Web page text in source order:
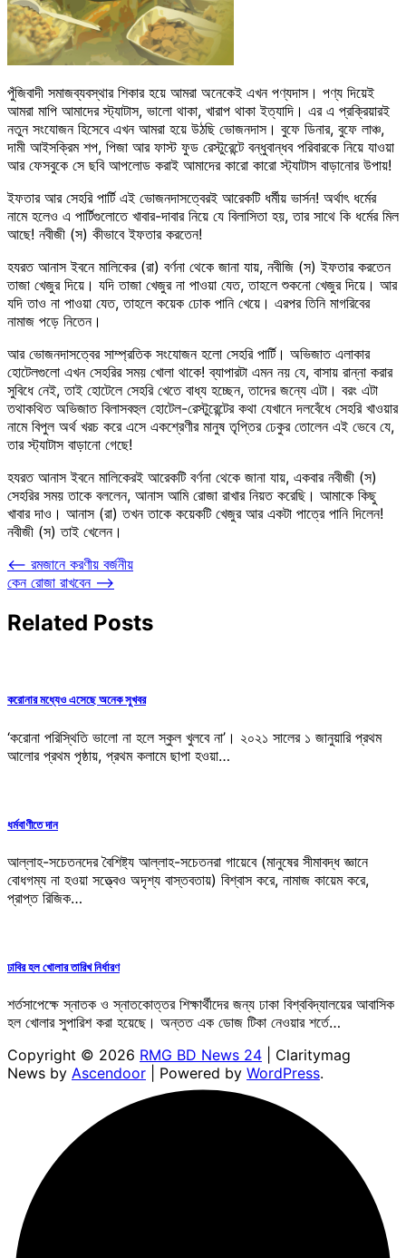
পুঁজিবাদী সমাজব্যবস্থার শিকার হয়ে আমরা অনেকেই এখন পণ্যদাস। পণ্য দিয়েই
আমরা মাপি আমাদের স্ট্যাটাস, ভালো থাকা, খারাপ থাকা ইত্যাদি। এর এ প্রক্রিয়ারই
নতুন সংযোজন হিসেবে এখন আমরা হয়ে উঠছি ভোজনদাস। বুফে ডিনার, বুফে লাঞ্চ,
দামী আইসক্রিম শপ, পিজা আর ফাস্ট ফুড রেস্টুরেন্টে বন্ধুবান্ধব পরিবারকে নিয়ে যাওয়া
আর ফেসবুকে সে ছবি আপলোড করাই আমাদের কারো কারো স্ট্যাটাস বাড়ানোর উপায়!
ইফতার আর সেহরি পার্টি এই ভোজনদাসত্বেরই আরেকটি ধর্মীয় ভার্সন! অর্থাৎ ধর্মের
নামে হলেও এ পার্টিগুলোতে খাবার-দাবার নিয়ে যে বিলাসিতা হয়, তার সাথে কি ধর্মের মিল
আছে! নবীজী (স) কীভাবে ইফতার করতেন!
হযরত আনাস ইবনে মালিকের (রা) বর্ণনা থেকে জানা যায়, নবীজি (স) ইফতার করতেন
তাজা খেজুর দিয়ে। যদি তাজা খেজুর না পাওয়া যেত, তাহলে শুকনো খেজুর দিয়ে। আর
যদি তাও না পাওয়া যেত, তাহলে কয়েক ঢোক পানি খেয়ে। এরপর তিনি মাগরিবের
নামাজ পড়ে নিতেন।
আর ভোজনদাসত্বের সাম্প্রতিক সংযোজন হলো সেহরি পার্টি। অভিজাত এলাকার
হোটেলগুলো এখন সেহরির সময় খোলা থাকে! ব্যাপারটা এমন নয় যে, বাসায় রান্না করার
সুবিধে নেই, তাই হোটেলে সেহরি খেতে বাধ্য হচ্ছেন, তাদের জন্যে এটা। বরং এটা
তথাকথিত অভিজাত বিলাসবহুল হোটেল-রেস্টুরেন্টের কথা যেখানে দলবেঁধে সেহরি খাওয়ার
নামে বিপুল অর্থ খরচ করে এসে একশ্রেণীর মানুষ তৃপ্তির ঢেকুর তোলেন এই ভেবে যে,
তার স্ট্যাটাস বাড়ানো গেছে!
হযরত আনাস ইবনে মালিকেরই আরেকটি বর্ণনা থেকে জানা যায়, একবার নবীজী (স)
সেহরির সময় তাকে বললেন, আনাস আমি রোজা রাখার নিয়ত করেছি। আমাকে কিছু
খাবার দাও। আনাস (রা) তখন তাকে কয়েকটি খেজুর আর একটা পাত্রে পানি দিলেন!
নবীজী (স) তাই খেলেন।
Post
navigation
⟵ রমজানে করণীয় বর্জনীয়
কেন রোজা রাখবেন ⟶
Related Posts
করোনার মধ্যেও এসেছে অনেক সুখবর
‘করোনা পরিস্থিতি ভালো না হলে স্কুল খুলবে না’। ২০২১ সালের ১ জানুয়ারি প্রথম
আলোর প্রথম পৃষ্ঠায়, প্রথম কলামে ছাপা হওয়া…
ধর্মবাণীতে দান
আল্লাহ-সচেতনদের বৈশিষ্ট্য আল্লাহ-সচেতনরা গায়েবে (মানুষের সীমাবদ্ধ জ্ঞানে
বোধগম্য না হওয়া সত্ত্বেও অদৃশ্য বাস্তবতায়) বিশ্বাস করে, নামাজ কায়েম করে,
প্রাপ্ত রিজিক…
ঢাবির হল খোলার তারিখ নির্ধারণ
শর্তসাপেক্ষে স্নাতক ও স্নাতকোত্তর শিক্ষার্থীদের জন্য ঢাকা বিশ্ববিদ্যালয়ের আবাসিক
হল খোলার সুপারিশ করা হয়েছে। অন্তত এক ডোজ টিকা নেওয়ার শর্তে…
Copyright © 2026 RMG BD News 24 | Claritymag
News by Ascendoor | Powered by WordPress.